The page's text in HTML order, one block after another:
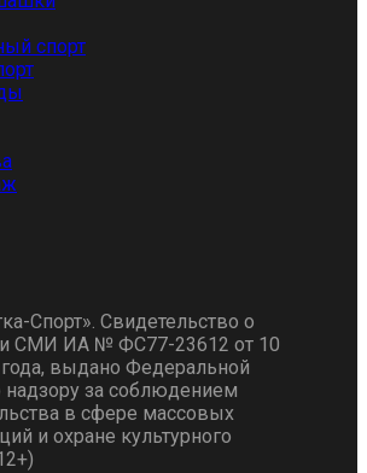
спорт
Спорт». Свидетельство о
СМИ ИА № ФС77-23612 от 10
выдано Федеральной
за соблюдением
в сфере массовых
и охране культурного